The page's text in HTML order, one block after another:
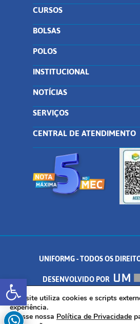
Abrir a barra de
CURSOS
BOLSAS
POLOS
INSTITUCIONAL
NOTÍCIAS
SERVIÇOS
CENTRAL DE ATENDIMENTO
UNIFORMG - TODOS OS
DESENVOLVIDO POR
AV. DR. ARNALDO DE SENNA, 328 -
35.574.530
Este site utiliza cookies e scripts
experiência.
Acesse nossa Política de Privacidade